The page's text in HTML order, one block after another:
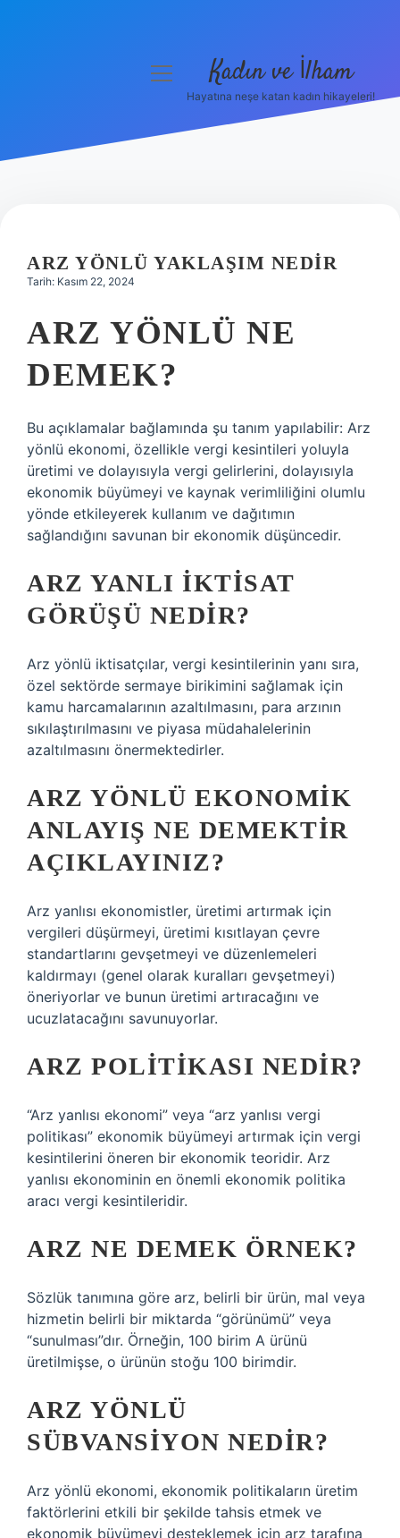
Hakkımızda
menüyü
Kadın ve İlham
Hayatına neşe katan kadın hikayeleri!
ARZ YÖNLÜ YAKLAŞIM NEDIR
Tarih: Kasım 22, 2024
ARZ YÖNLÜ NE
DEMEK?
Bu açıklamalar bağlamında şu tanım yapılabilir: Arz
yönlü ekonomi, özellikle vergi kesintileri yoluyla
üretimi ve dolayısıyla vergi gelirlerini, dolayısıyla
ekonomik büyümeyi ve kaynak verimliliğini olumlu
yönde etkileyerek kullanım ve dağıtımın
sağlandığını savunan bir ekonomik düşüncedir.
ARZ YANLI IKTISAT
GÖRÜŞÜ NEDIR?
Arz yönlü iktisatçılar, vergi kesintilerinin yanı sıra,
özel sektörde sermaye birikimini sağlamak için
kamu harcamalarının azaltılmasını, para arzının
sıkılaştırılmasını ve piyasa müdahalelerinin
azaltılmasını önermektedirler.
ARZ YÖNLÜ EKONOMIK
ANLAYIŞ NE DEMEKTIR
AÇIKLAYINIZ?
Arz yanlısı ekonomistler, üretimi artırmak için
vergileri düşürmeyi, üretimi kısıtlayan çevre
standartlarını gevşetmeyi ve düzenlemeleri
kaldırmayı (genel olarak kuralları gevşetmeyi)
öneriyorlar ve bunun üretimi artıracağını ve
ucuzlatacağını savunuyorlar.
ARZ POLITIKASI NEDIR?
“Arz yanlısı ekonomi” veya “arz yanlısı vergi
politikası” ekonomik büyümeyi artırmak için vergi
kesintilerini öneren bir ekonomik teoridir. Arz
yanlısı ekonominin en önemli ekonomik politika
aracı vergi kesintileridir.
ARZ NE DEMEK ÖRNEK?
Sözlük tanımına göre arz, belirli bir ürün, mal veya
hizmetin belirli bir miktarda “görünümü” veya
“sunulması”dır. Örneğin, 100 birim A ürünü
üretilmişse, o ürünün stoğu 100 birimdir.
ARZ YÖNLÜ
SÜBVANSIYON NEDIR?
Arz yönlü ekonomi, ekonomik politikaların üretim
faktörlerini etkili bir şekilde tahsis etmek ve
ekonomik büyümeyi desteklemek için arz tarafına